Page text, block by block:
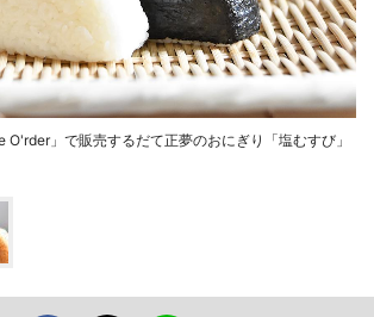
」で販売するだて正夢のおにぎり「塩むすび」